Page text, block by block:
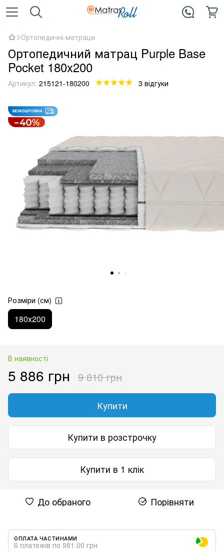
Ортопедичні матраци
Ортопедичний матрац Purple Base
Pocket 180x200
Артикул: 215121-180200 3 відгуки
Розміри (см)
180х200
В наявності
5 886 грн 9 810 грн
Купити
Купити в розстрочку
Купити в 1 клік
До обраного Порівняти
ОПЛАТА ЧАСТИНАМИ
6 платежів по 981.00 грн